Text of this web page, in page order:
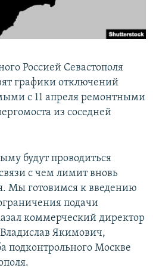
Россией Севастополя
графики отключений
с 11 апреля ремонтными
из соседней
будут проводиться
с чем лимит вновь
Мы готовимся к введению
подачи
коммерческий директор
Якимович,
подконтрольного Москве